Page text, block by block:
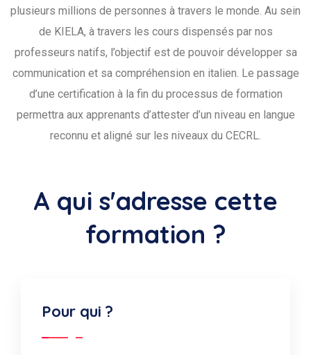
plusieurs millions de personnes à travers le monde. Au sein
de KIELA, à travers les cours dispensés par nos
professeurs natifs, l’objectif est de pouvoir développer sa
communication et sa compréhension en italien. Le passage
d’une certification à la fin du processus de formation
permettra aux apprenants d’attester d’un niveau en langue
reconnu et aligné sur les niveaux du CECRL.
A qui s'adresse cette
formation ?
Pour qui ?